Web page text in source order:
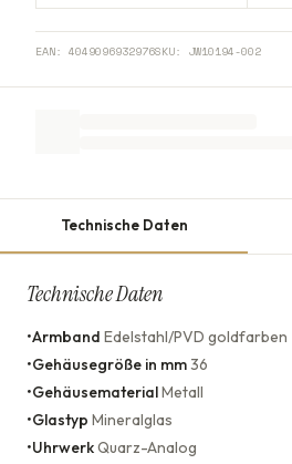
EAN: 4049096932976SKU: JW10194-002
Technische Daten
Technische Daten
•Armband Edelstahl/PVD goldfarben
•Gehäusegröße in mm36
•GehäusematerialMetall
•Glastyp Mineralglas
•UhrwerkQuarz-Analog